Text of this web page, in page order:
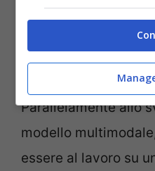
processare e
umane in maniera
ed efficiente.
Parallelamente allo
modello
essere al lavoro su